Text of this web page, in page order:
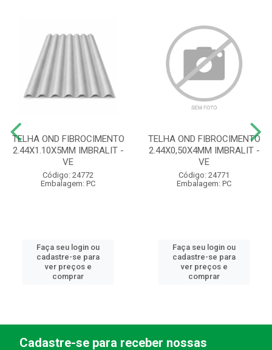
TELHA OND FIBROCIMENTO
2.44X1.10X5MM IMBRALIT -
VE
Código: 24772
Embalagem: PC
Faça seu login ou
cadastre-se para
ver preços e
comprar
TELHA OND FIBROCIMENTO
2.44X0,50X4MM IMBRALIT -
VE
Código: 24771
Embalagem: PC
Faça seu login ou
cadastre-se para
ver preços e
comprar
Cadastre-se para receber nossas